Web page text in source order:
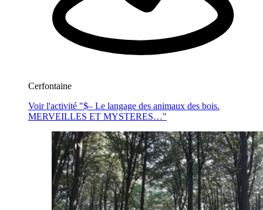
Cerfontaine
Voir l'activité "$– Le langage des animaux des bois.
MERVEILLES ET MYSTERES…"